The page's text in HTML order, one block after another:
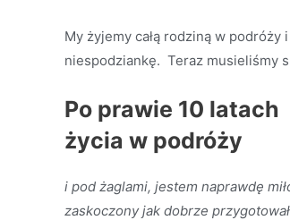
My żyjemy całą rodziną w podróży
niespodziankę. Teraz musieliśmy
Po prawie 10 latach
życia w podróży
i pod żaglami, jestem naprawdę
zaskoczony jak dobrze